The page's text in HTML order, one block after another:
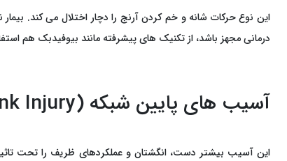
این نوع حرکات شانه و خم‌ کردن آرنج را دچار اختلال می ‌کند.
درمانی مجهز باشد، از تکنیک ‌های پیشرفته مانند بیوفیدبک هم
آسیب‌ های پایین شبکه (Lower Trunk Injury)
این آسیب بیشتر دست، انگشتان و عملکردهای ظریف را تحت‌